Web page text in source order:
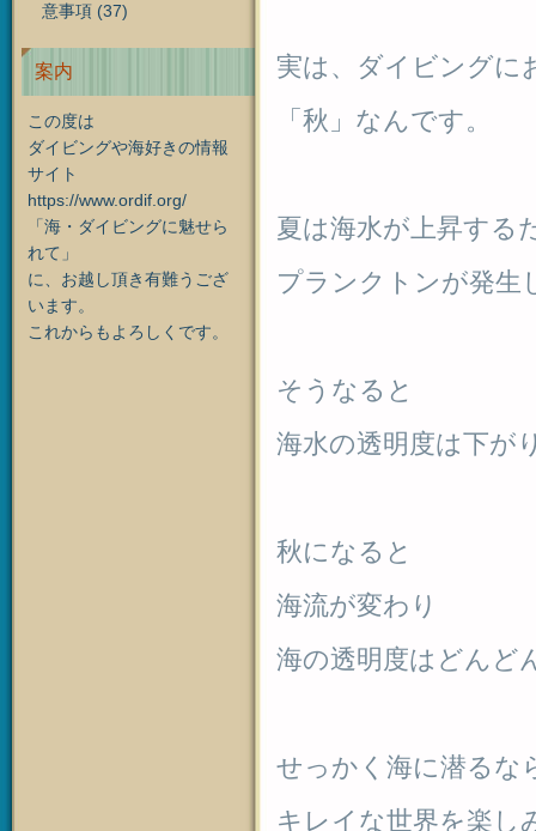
実は、ダイビングに
「秋」なんです。
夏は海水が上昇する
プランクトンが発生
そうなると
海水の透明度は下が
秋になると
海流が変わり
海の透明度はどんど
せっかく海に潜るな
キレイな世界を楽し
意事項 (37)
案内
この度は
ダイビングや海好きの情報
サイト
https://www.ordif.org/
「海・ダイビングに魅せら
れて」
に、お越し頂き有難うござ
います。
これからもよろしくです。